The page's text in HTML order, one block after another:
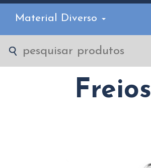
Material Diverso
Freios